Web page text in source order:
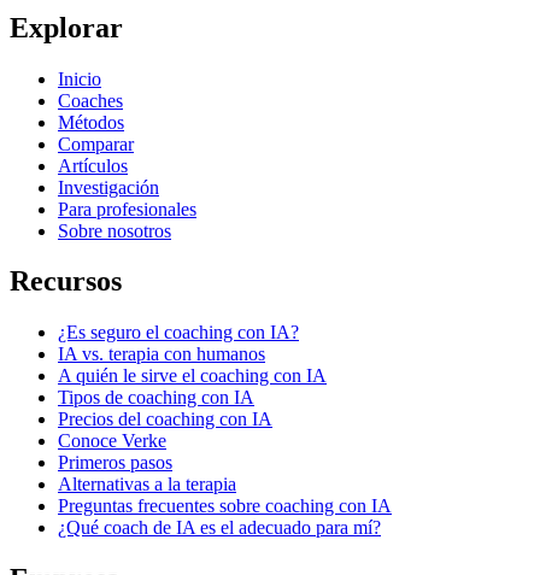
Explorar
Inicio
Coaches
Métodos
Comparar
Artículos
Investigación
Para profesionales
Sobre nosotros
Recursos
¿Es seguro el coaching con IA?
IA vs. terapia con humanos
A quién le sirve el coaching con IA
Tipos de coaching con IA
Precios del coaching con IA
Conoce Verke
Primeros pasos
Alternativas a la terapia
Preguntas frecuentes sobre coaching con IA
¿Qué coach de IA es el adecuado para mí?